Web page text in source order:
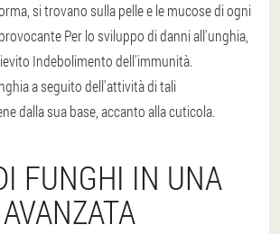
si trovano sulla pelle e le mucose di ogni
Per lo sviluppo di danni all'unghia,
Indebolimento dell'immunità.
a seguito dell'attività di tali
dalla sua base, accanto alla cuticola.
FUNGHI IN UNA